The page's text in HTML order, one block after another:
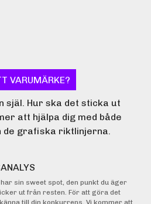
VARUMÄRKE?
själ. Hur ska det sticka ut
att hjälpa dig med både
de grafiska riktlinjerna.
sin sweet spot, den punkt du äger
ut från resten. För att göra det
till din konkurrens. Vi kommer att